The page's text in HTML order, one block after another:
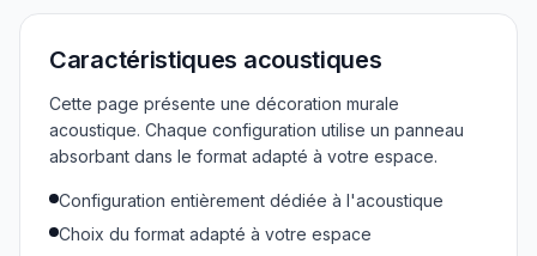
Caractéristiques acoustiques
Cette page présente une décoration murale
acoustique. Chaque configuration utilise un panneau
absorbant dans le format adapté à votre espace.
Configuration entièrement dédiée à l'acoustique
Choix du format adapté à votre espace